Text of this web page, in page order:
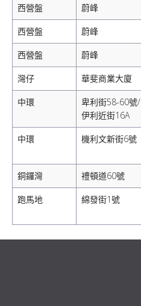
西營盤 蔚峰
西營盤 蔚峰
西營盤 蔚峰
灣仔 華斐商業大廈
中環
卑利街58-60號/
伊利近街16A
中環 機利文新街6號
銅鑼灣 禮頓道60號
跑馬地 綿發街1號